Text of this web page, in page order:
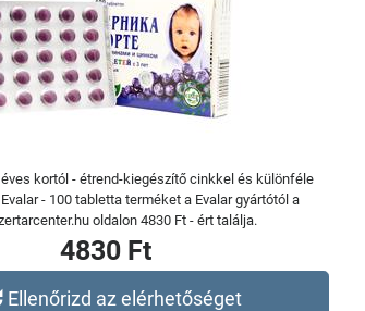
kortól - étrend-kiegészítő cinkkel és különféle
- 100 tabletta terméket a Evalar gyártótól a
oldalon 4830 Ft - ért találja.
4830 Ft
Ellenőrizd az elérhetőséget